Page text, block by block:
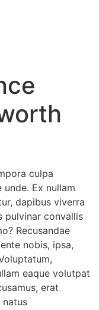
culpa
Ex nullam
dapibus viverra
pulvinar convallis
Recusandae
nobis, ipsa,
eaque volutpat
erat
natus